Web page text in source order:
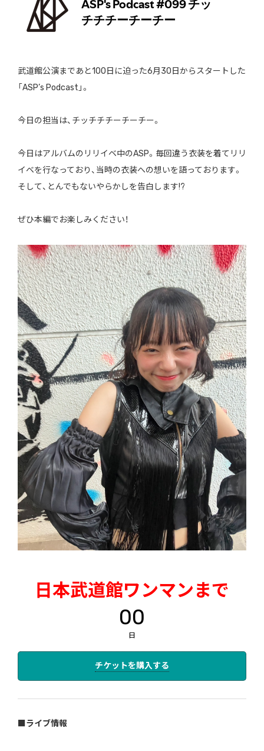
武道館公演まであと100日に迫った6月30日からスタートした
「ASP’s Podcast」。
今日の担当は、チッチチチーチーチー。
今日はアルバムのリリイベ中のASP。毎回違う衣装を着てリリ
イベを行なっており、当時の衣装への想いを語っております。
そして、とんでもないやらかしを告白します!?
ぜひ本編でお楽しみください！
日本武道館ワンマンまで
00
日
チケットを購入する
■ライブ情報